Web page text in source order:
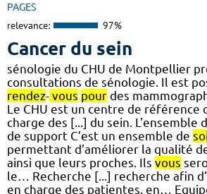
PAGES
relevance: 97%
Cancer du sein
sénologie du CHU de Montpellier
consultations de sénologie. Il est
rendez- vous pour des
Le CHU est un centre de référence
charge des [...] du sein. L'ensemble
de support C’est un ensemble de
permettant d’améliorer la qualité
ainsi que leurs proches. Ils vous
le… Recherche [...] recherche afin
en charge des patientes, en…